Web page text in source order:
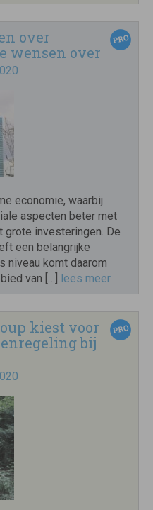
over
wensen over
economie, waarbij
aspecten beter met
grote investeringen. De
een belangrijke
niveau komt daarom
van […] lees meer
kiest voor
bij